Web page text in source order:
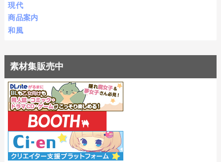
現代
商品案内
和風
素材集販売中